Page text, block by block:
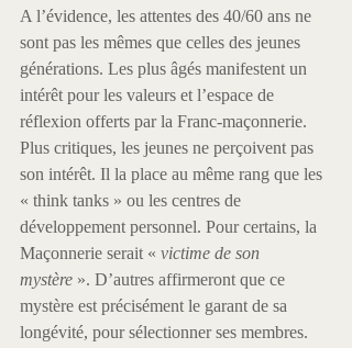
A l’évidence, les attentes des 40/60 ans ne
sont pas les mêmes que celles des jeunes
générations. Les plus âgés manifestent un
intérêt pour les valeurs et l’espace de
réflexion offerts par la Franc-maçonnerie.
Plus critiques, les jeunes ne perçoivent pas
son intérêt. Il la place au même rang que les
« think tanks » ou les centres de
développement personnel. Pour certains, la
Maçonnerie serait « victime de son
mystère ». D’autres affirmeront que ce
mystère est précisément le garant de sa
longévité, pour sélectionner ses membres.